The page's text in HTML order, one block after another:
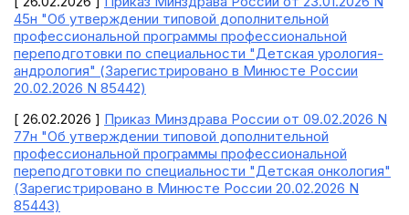
45н "Об утверждении типовой дополнительной
профессиональной программы профессиональной
переподготовки по специальности "Детская урология-
андрология" (Зарегистрировано в Минюсте России
20.02.2026 N 85442)
[ 26.02.2026 ] Приказ Минздрава России от 09.02.2026 N
77н "Об утверждении типовой дополнительной
профессиональной программы профессиональной
переподготовки по специальности "Детская онкология"
(Зарегистрировано в Минюсте России 20.02.2026 N
85443)